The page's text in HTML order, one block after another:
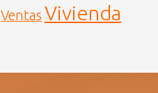
Ventas Vivienda